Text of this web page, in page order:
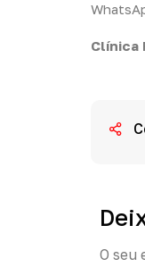
Clínica
O seu